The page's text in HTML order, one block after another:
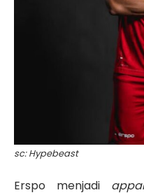
sc: Hypebeast
Erspo menjadi